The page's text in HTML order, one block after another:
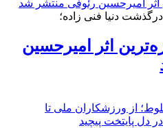
دنیا فنی زاده؛
اثر امیرحسین